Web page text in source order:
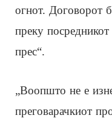
огнот. Договорот
преку
прес“.
„Воопшто не е
преговарачкиот